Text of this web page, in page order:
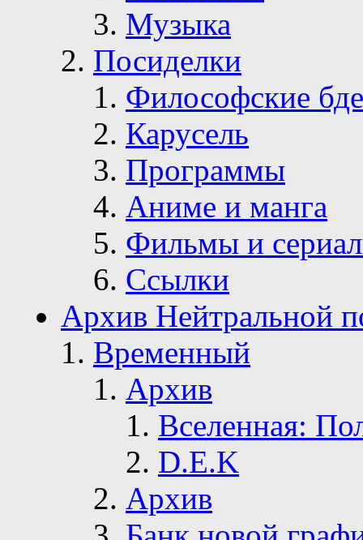
Музыка
Посиделки
Философские
Карусель
Программы
Аниме и манга
Фильмы и
Ссылки
Архив Нейтральной
Временный
Архив
Вселенная:
D.E.K
Архив